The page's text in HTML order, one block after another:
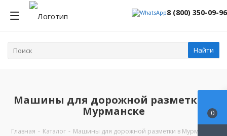
8 (800) 350-09-96
Найти
Машины для дорожной разметки в
Мурманске
Главная - Каталог - Машины для дорожной разметки в Мурманске
0